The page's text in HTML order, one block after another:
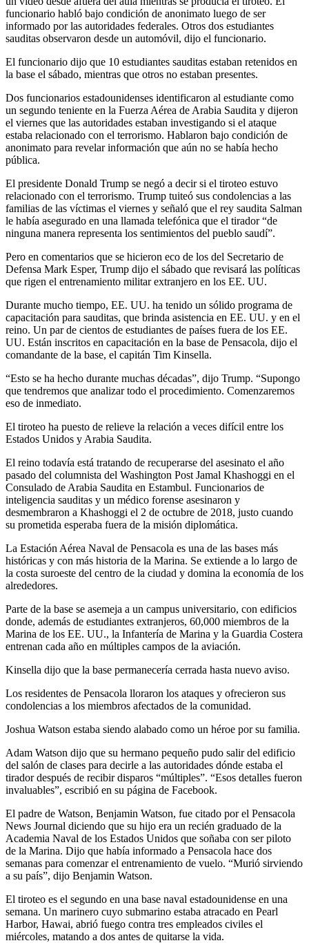
funcionario habló bajo condición de anonimato luego de ser
informado por las autoridades federales. Otros dos estudiantes
sauditas observaron desde un automóvil, dijo el funcionario.
El funcionario dijo que 10 estudiantes sauditas estaban retenidos en
la base el sábado, mientras que otros no estaban presentes.
Dos funcionarios estadounidenses identificaron al estudiante como
un segundo teniente en la Fuerza Aérea de Arabia Saudita y dijeron
el viernes que las autoridades estaban investigando si el ataque
estaba relacionado con el terrorismo. Hablaron bajo condición de
anonimato para revelar información que aún no se había hecho
pública.
El presidente Donald Trump se negó a decir si el tiroteo estuvo
relacionado con el terrorismo. Trump tuiteó sus condolencias a las
familias de las víctimas el viernes y señaló que el rey saudita Salman
le había asegurado en una llamada telefónica que el tirador “de
ninguna manera representa los sentimientos del pueblo saudí”.
Pero en comentarios que se hicieron eco de los del Secretario de
Defensa Mark Esper, Trump dijo el sábado que revisará las políticas
que rigen el entrenamiento militar extranjero en los EE. UU.
Durante mucho tiempo, EE. UU. ha tenido un sólido programa de
capacitación para sauditas, que brinda asistencia en EE. UU. y en el
reino. Un par de cientos de estudiantes de países fuera de los EE.
UU. Están inscritos en capacitación en la base de Pensacola, dijo el
comandante de la base, el capitán Tim Kinsella.
“Esto se ha hecho durante muchas décadas”, dijo Trump. “Supongo
que tendremos que analizar todo el procedimiento. Comenzaremos
eso de inmediato.
El tiroteo ha puesto de relieve la relación a veces difícil entre los
Estados Unidos y Arabia Saudita.
El reino todavía está tratando de recuperarse del asesinato el año
pasado del columnista del Washington Post Jamal Khashoggi en el
Consulado de Arabia Saudita en Estambul. Funcionarios de
inteligencia sauditas y un médico forense asesinaron y
desmembraron a Khashoggi el 2 de octubre de 2018, justo cuando
su prometida esperaba fuera de la misión diplomática.
La Estación Aérea Naval de Pensacola es una de las bases más
históricas y con más historia de la Marina. Se extiende a lo largo de
la costa suroeste del centro de la ciudad y domina la economía de los
alrededores.
Parte de la base se asemeja a un campus universitario, con edificios
donde, además de estudiantes extranjeros, 60,000 miembros de la
Marina de los EE. UU., la Infantería de Marina y la Guardia Costera
entrenan cada año en múltiples campos de la aviación.
Kinsella dijo que la base permanecería cerrada hasta nuevo aviso.
Los residentes de Pensacola lloraron los ataques y ofrecieron sus
condolencias a los miembros afectados de la comunidad.
Joshua Watson estaba siendo alabado como un héroe por su familia.
Adam Watson dijo que su hermano pequeño pudo salir del edificio
del salón de clases para decirle a las autoridades dónde estaba el
tirador después de recibir disparos “múltiples”. “Esos detalles fueron
invaluables”, escribió en su página de Facebook.
El padre de Watson, Benjamin Watson, fue citado por el Pensacola
News Journal diciendo que su hijo era un recién graduado de la
Academia Naval de los Estados Unidos que soñaba con ser piloto
de la Marina. Dijo que había informado a Pensacola hace dos
semanas para comenzar el entrenamiento de vuelo. “Murió sirviendo
a su país”, dijo Benjamin Watson.
El tiroteo es el segundo en una base naval estadounidense en una
semana. Un marinero cuyo submarino estaba atracado en Pearl
Harbor, Hawai, abrió fuego contra tres empleados civiles el
miércoles, matando a dos antes de quitarse la vida.